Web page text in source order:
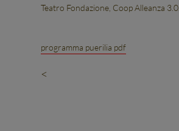
Teatro Fondazione, Coop Alleanza 3.0.
programma puerilia pdf
<